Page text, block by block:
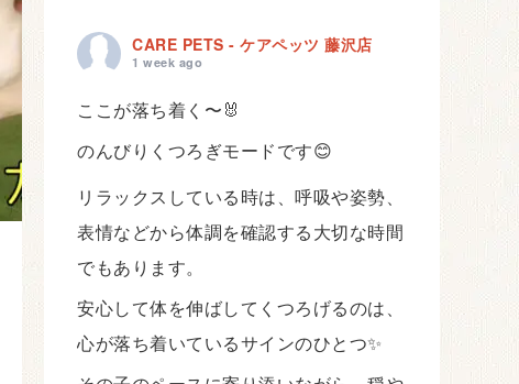
CARE PETS - ケアペッツ 藤沢店
1 week ago
ここが落ち着く〜🐰
のんびりくつろぎモードです😊
リラックスしている時は、呼吸や姿勢、
表情などから体調を確認する大切な時間
でもあります。
安心して体を伸ばしてくつろげるのは、
心が落ち着いているサインのひとつ✨